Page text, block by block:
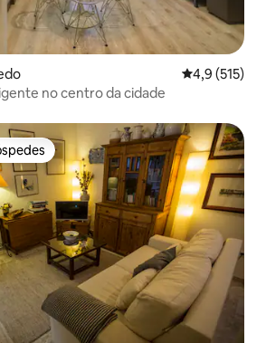
4,9 de uma
4,9 (515)
no centro da cidade
dos hóspedes